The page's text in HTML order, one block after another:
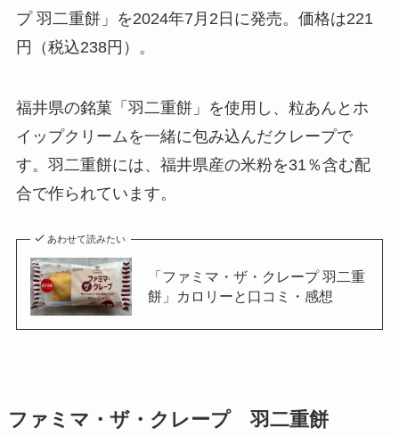
プ 羽二重餅」を2024年7月2日に発売。価格は221
円（税込238円）。
福井県の銘菓「羽二重餅」を使用し、粒あんとホ
イップクリームを一緒に包み込んだクレープで
す。羽二重餅には、福井県産の米粉を31％含む配
合で作られています。
あわせて読みたい
「ファミマ・ザ・クレープ 羽二重
餅」カロリーと口コミ・感想
ファミマ・ザ・クレープ 羽二重餅